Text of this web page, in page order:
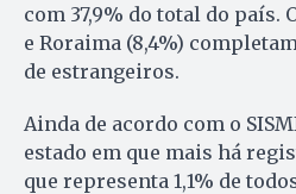
com 37,9% do total do país.
e Roraima (8,4%)
de estrangeiros.
Ainda de acordo com o
estado em que mais há
que representa 1,1% de